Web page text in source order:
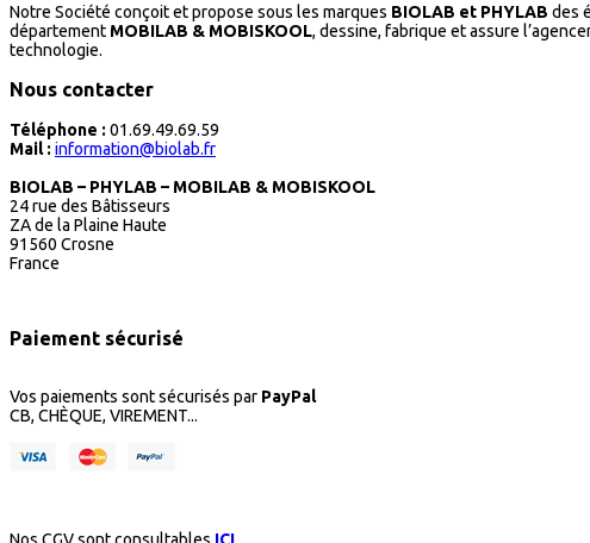
Notre Société conçoit et propose sous les marques BIOLAB et PHYLAB des
département MOBILAB & MOBISKOOL, dessine, fabrique et assure
technologie.
Nous contacter
Téléphone : 01.69.49.69.59
Mail : information@biolab.fr
BIOLAB – PHYLAB – MOBILAB & MOBISKOOL
24 rue des Bâtisseurs
ZA de la Plaine Haute
91560 Crosne
France
Paiement sécurisé
Vos paiements sont sécurisés par PayPal
CB, CHÈQUE, VIREMENT...